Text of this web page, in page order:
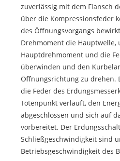
zuverlässig mit dem Flansch
über die Kompressionsfeder
des Öffnungsvorgangs
Drehmoment die Hauptwelle,
Hauptdrehmoment und die
überwinden und den
Öffnungsrichtung zu drehen.
die Feder des
Totenpunkt verläuft, den
abgeschlossen und sich auf
vorbereitet. Der
Schließgeschwindigkeit sind
Betriebsgeschwindigkeit des